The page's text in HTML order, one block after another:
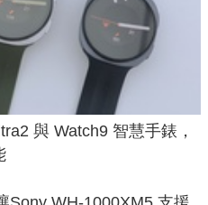
與 Watch9 智慧手錶，